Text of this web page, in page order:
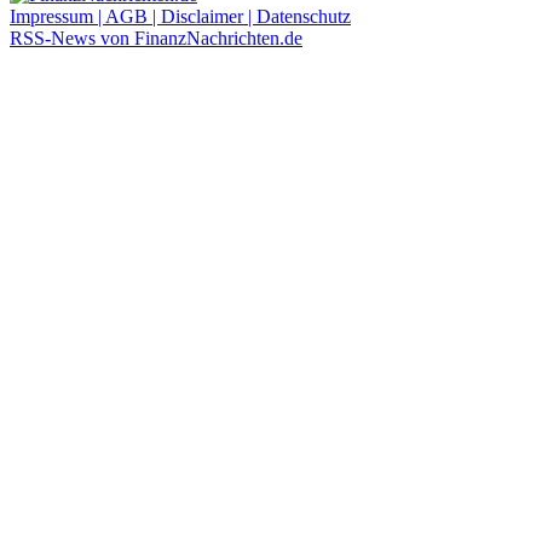
Impressum | AGB | Disclaimer | Datenschutz
RSS-News von FinanzNachrichten.de